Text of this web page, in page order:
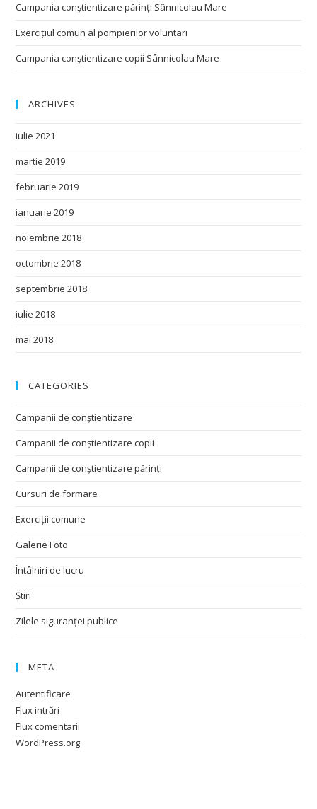
Campania conștientizare părinți Sânnicolau Mare
Exercițiul comun al pompierilor voluntari
Campania conștientizare copii Sânnicolau Mare
ARCHIVES
iulie 2021
martie 2019
februarie 2019
ianuarie 2019
noiembrie 2018
octombrie 2018
septembrie 2018
iulie 2018
mai 2018
CATEGORIES
Campanii de conștientizare
Campanii de conștientizare copii
Campanii de conștientizare părinți
Cursuri de formare
Exerciții comune
Galerie Foto
Întâlniri de lucru
Știri
Zilele siguranței publice
META
Autentificare
Flux intrări
Flux comentarii
WordPress.org